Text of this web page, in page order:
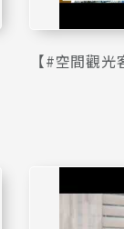
【#空間觀